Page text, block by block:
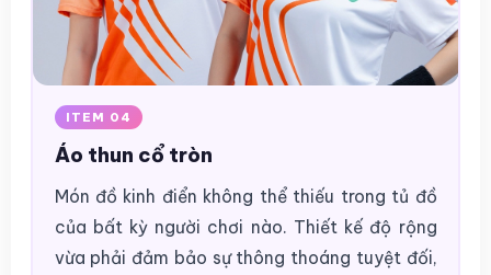
ITEM 04
Áo thun cổ tròn
Món đồ kinh điển không thể thiếu trong tủ đồ
của bất kỳ người chơi nào. Thiết kế độ rộng
vừa phải đảm bảo sự thông thoáng tuyệt đối,